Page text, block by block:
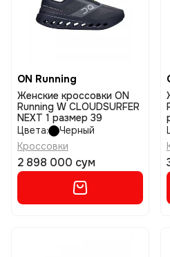
ON Running
Женские кроссовки ON
Running W CLOUDSURFER
NEXT 1 размер 39
Цвета:
Черный
Кроссовки
2 898 000 сум